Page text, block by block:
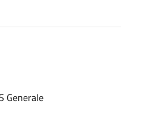
Generale